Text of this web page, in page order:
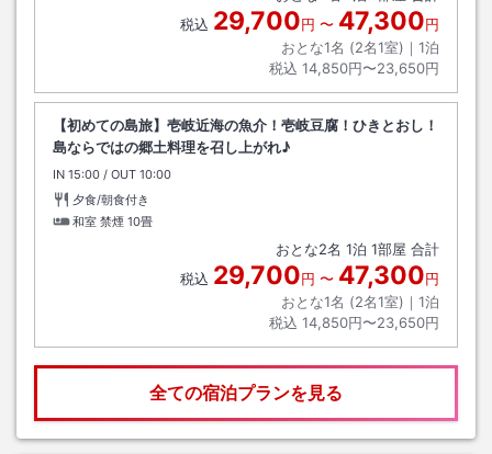
税込 29,700円 〜 47,300円
おとな1名 (2名1室)｜ 1泊
税込 14,850円〜23,650円
【初めての島旅】壱岐近海の魚介！壱岐豆腐！ひきとおし！
島ならではの郷土料理を召し上がれ♪
IN チェックイン
15:00 / OUT チェックアウト
10:00
夕食/朝食付き
和室 禁煙 10畳
おとな2名 1泊 1部屋 合計
税込 29,700円 〜 47,300円
おとな1名 (2名1室)｜ 1泊
税込 14,850円〜23,650円
全ての宿泊プランを見る